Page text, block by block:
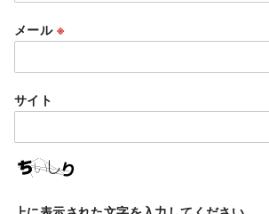
メール ※
サイト